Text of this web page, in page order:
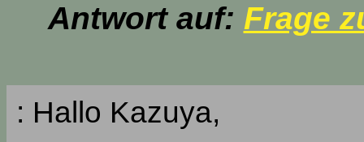
Antwort auf: Frage
: Hallo Kazuya,